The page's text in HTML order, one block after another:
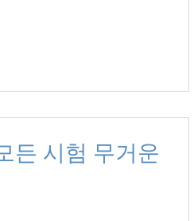
든 시험 무거운